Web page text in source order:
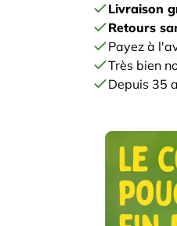
Livraison
Retours
Payez à
Très bien
Depuis 35